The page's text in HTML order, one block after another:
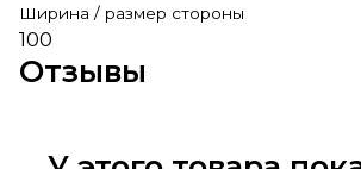
Ширина / размер стороны
100
Отзывы